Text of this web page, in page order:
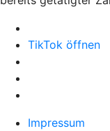
TikTok öffnen
Impressum